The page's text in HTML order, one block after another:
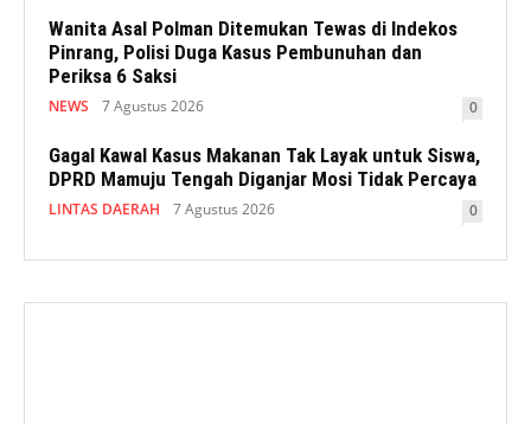
Wanita Asal Polman Ditemukan Tewas di Indekos
Pinrang, Polisi Duga Kasus Pembunuhan dan
Periksa 6 Saksi
NEWS 7 Agustus 2026 0
Gagal Kawal Kasus Makanan Tak Layak untuk Siswa,
DPRD Mamuju Tengah Diganjar Mosi Tidak Percaya
LINTAS DAERAH 7 Agustus 2026 0